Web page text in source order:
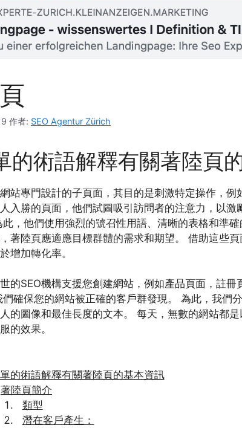
作者: SEO Agentur Zürich
的術語解釋有關著陸頁
站專門設計的子頁面，其目的是刺激特定操作，例
入勝的頁面，他們試圖吸引訪問者的注意力，以激
，他們使用強烈的號召性用語、清晰的表格和準
著陸頁應適應目標群體的需求和期望。 借助這些
增加轉化率。
的SEO機構支援您創建網站，例如產品頁面，註冊
確保您的網站被正確的客戶群發現。 為此，我們
的圖像和最佳長度的文本。 每天，無數的網站都
的效果。
的術語解釋有關著陸頁的基本資訊
著陸頁簡介
類型
潛在客戶產生：